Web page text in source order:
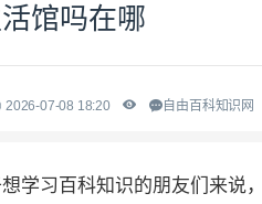
馆吗在哪
2026-07-08 18:20 自由百科知识网
学习百科知识的朋友们来说